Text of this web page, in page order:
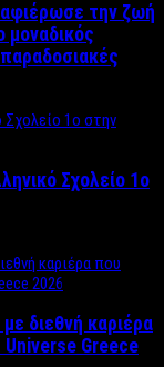
την ζωή
μοναδικός
Σχολείo 1ο
διεθνή καριέρα
Universe Greece